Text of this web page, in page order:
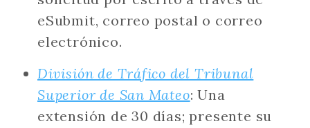
eSubmit, correo postal o correo
electrónico.
División de Tráfico del Tribunal
Superior de San Mateo: Una
extensión de 30 días; presente su